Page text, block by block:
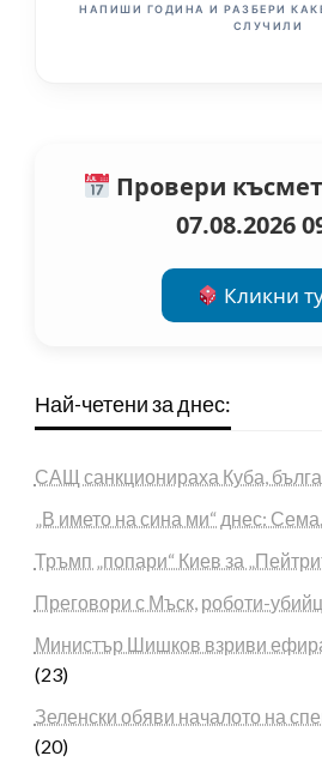
НАПИШИ ГОДИНА И РАЗБЕРИ
СЛУЧИЛИ
Провери
07.08.2026
Кликни
Най-четени за днес:
САЩ санкционираха Куба,
„В името на сина ми“ днес:
Тръмп „попари“ Киев за
Преговори с Мъск, роботи-
Министър Шишков взриви
(23)
Зеленски обяви началото на
(20)